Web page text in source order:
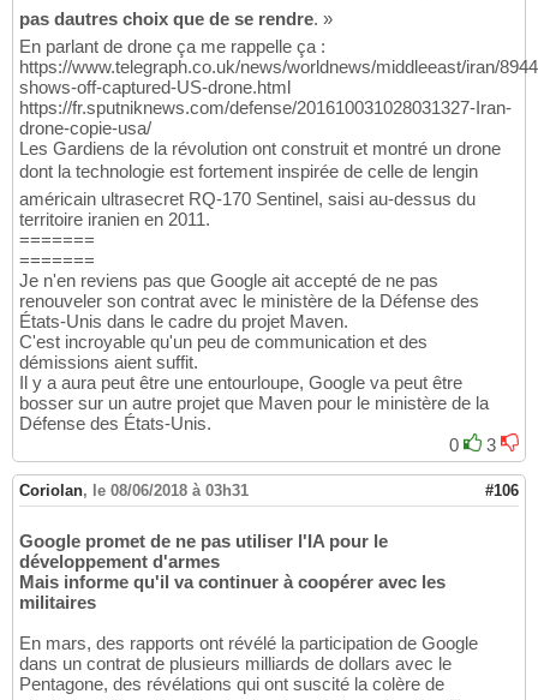
pas dautres choix que de se rendre. »
En parlant de drone ça me rappelle ça :
https://www.telegraph.co.uk/news/worldnews/middleeast/iran/
shows-off-captured-US-drone.html
https://fr.sputniknews.com/defense/201610031028031327-Iran-
drone-copie-usa/
Les Gardiens de la révolution ont construit et montré un drone
dont la technologie est fortement inspirée de celle de lengin
américain ultrasecret RQ-170 Sentinel, saisi au-dessus du
territoire iranien en 2011.
=======
=======
Je n'en reviens pas que Google ait accepté de ne pas
renouveler son contrat avec le ministère de la Défense des
États-Unis dans le cadre du projet Maven.
C'est incroyable qu'un peu de communication et des
démissions aient suffit.
Il y a aura peut être une entourloupe, Google va peut être
bosser sur un autre projet que Maven pour le ministère de la
Défense des États-Unis.
0
3
Coriolan, le 08/06/2018 à 03h31 #106
Google promet de ne pas utiliser l'IA pour le
développement d'armes
Mais informe qu'il va continuer à coopérer avec les
militaires
En mars, des rapports ont révélé la participation de Google
dans un contrat de plusieurs milliards de dollars avec le
Pentagone, des révélations qui ont suscité la colère de